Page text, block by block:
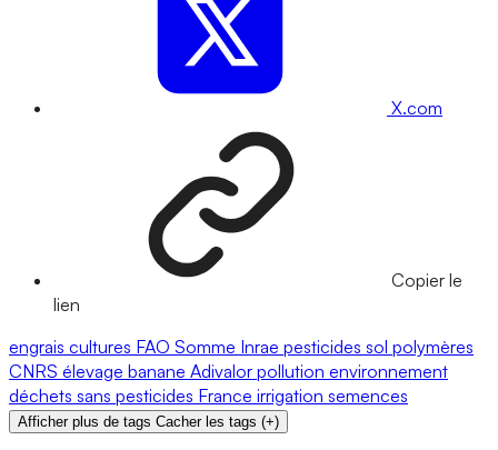
X.com
Copier le
lien
engrais cultures FAO Somme Inrae pesticides sol polymères
CNRS élevage banane Adivalor pollution environnement
déchets sans pesticides France irrigation semences
Afficher plus de tags Cacher les tags (+)